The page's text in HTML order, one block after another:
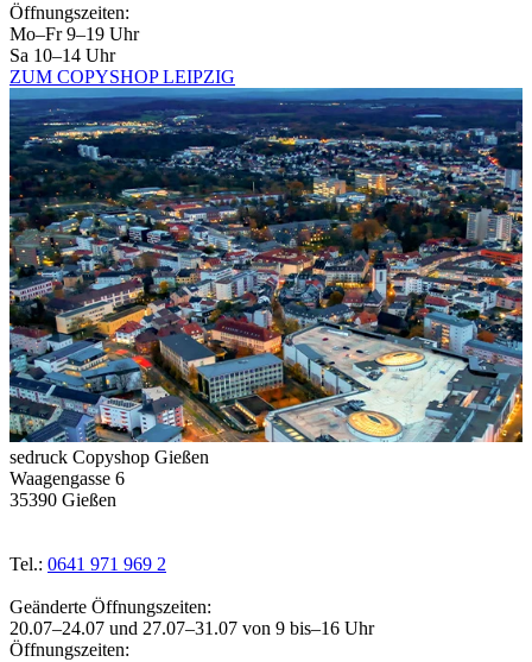
Öffnungszeiten:
Mo–Fr 9–19 Uhr
Sa 10–14 Uhr
ZUM COPYSHOP LEIPZIG
sedruck Copyshop Gießen
Waagengasse 6
35390 Gießen
Tel.: 0641 971 969 2
Geänderte Öffnungszeiten:
20.07–24.07 und 27.07–31.07 von 9 bis–16 Uhr
Öffnungszeiten: